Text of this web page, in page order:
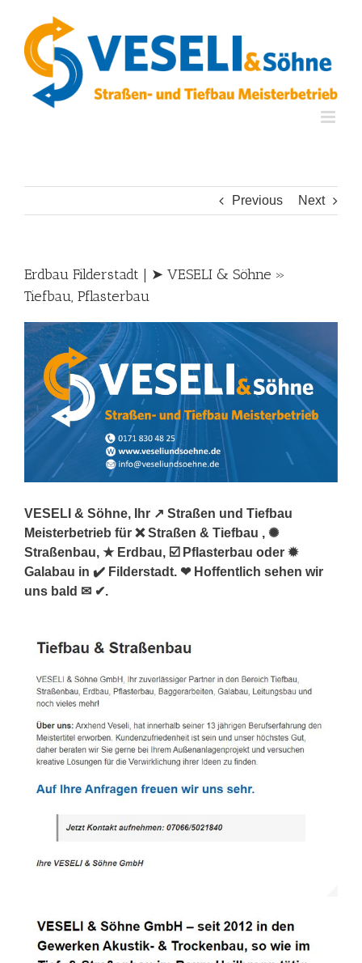
content
Previous Next
Erdbau Filderstadt | ➤ VESELI & Söhne »
Tiefbau, Pflasterbau
VESELI & Söhne, Ihr ↗️ Straßen und Tiefbau
Meisterbetrieb für ❌ Straßen & Tiefbau , ✺
Straßenbau, ★ Erdbau, ☑️ Pflasterbau oder ✹
Galabau in ✔️ Filderstadt. ❤ Hoffentlich sehen wir
uns bald ✉ ✔.